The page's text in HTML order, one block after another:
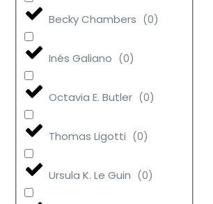
Becky Chambers (0)
Inés Galiano (0)
Octavia E. Butler (0)
Thomas Ligotti (0)
Ursula K. Le Guin (0)